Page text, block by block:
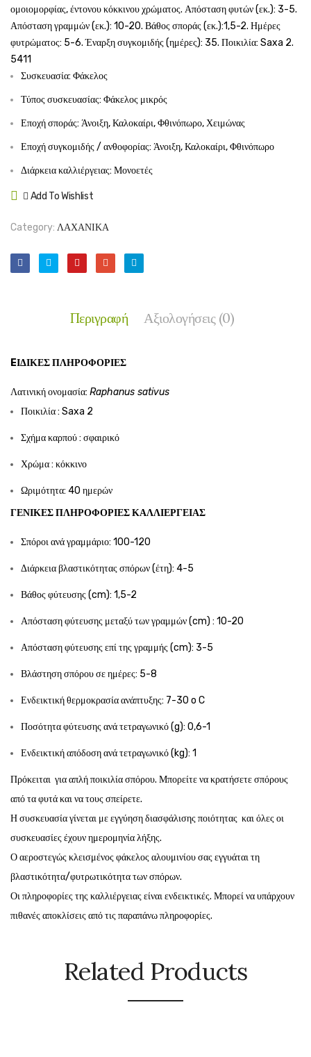
ομοιομορφίας, έντονου κόκκινου χρώματος. Απόσταση φυτών (εκ.): 3-5.
Απόσταση γραμμών (εκ.): 10-20. Βάθος σποράς (εκ.):1,5-2. Ημέρες
φυτρώματος: 5-6. Έναρξη συγκομιδής (ημέρες): 35. Ποικιλία: Saxa 2.
5411
Συσκευασία: Φάκελος
Τύπος συσκευασίας: Φάκελος μικρός
Εποχή σποράς: Άνοιξη, Καλοκαίρι, Φθινόπωρο, Χειμώνας
Εποχή συγκομιδής / ανθοφορίας: Άνοιξη, Καλοκαίρι, Φθινόπωρο
Διάρκεια καλλιέργειας: Μονοετές
Add To Wishlist
Category: ΛΑΧΑΝΙΚΑ
Περιγραφή Αξιολογήσεις (0)
EΙΔΙΚΈΣ ΠΛΗΡΟΦΟΡΊΕΣ
Λατινική ονομασία: Raphanus sativus
Ποικιλία : Saxa 2
Σχήμα καρπού : σφαιρικό
Χρώμα : κόκκινο
Ωριμότητα: 40 ημερών
ΓΕΝΙΚΈΣ ΠΛΗΡΟΦΟΡΊΕΣ ΚΑΛΛΙΈΡΓΕΙΑΣ
Σπόροι ανά γραμμάριο: 100-120
Διάρκεια βλαστικότητας σπόρων (έτη): 4-5
Βάθος φύτευσης (cm): 1,5-2
Απόσταση φύτευσης μεταξύ των γραμμών (cm) : 10-20
Απόσταση φύτευσης επί της γραμμής (cm): 3-5
Βλάστηση σπόρου σε ημέρες: 5-8
Ενδεικτική θερμοκρασία ανάπτυξης: 7-30 o C
Ποσότητα φύτευσης ανά τετραγωνικό (g): 0,6-1
Ενδεικτική απόδοση ανά τετραγωνικό (kg): 1
Πρόκειται για απλή ποικιλία σπόρου. Μπορείτε να κρατήσετε σπόρους
από τα φυτά και να τους σπείρετε.
Η συσκευασία γίνεται με εγγύηση διασφάλισης ποιότητας και όλες οι
συσκευασίες έχουν ημερομηνία λήξης.
Ο αεροστεγώς κλεισμένος φάκελος αλουμινίου σας εγγυάται τη
βλαστικότητα/φυτρωτικότητα των σπόρων.
Οι πληροφορίες της καλλιέργειας είναι ενδεικτικές. Μπορεί να υπάρχουν
πιθανές αποκλίσεις από τις παραπάνω πληροφορίες.
Related Products